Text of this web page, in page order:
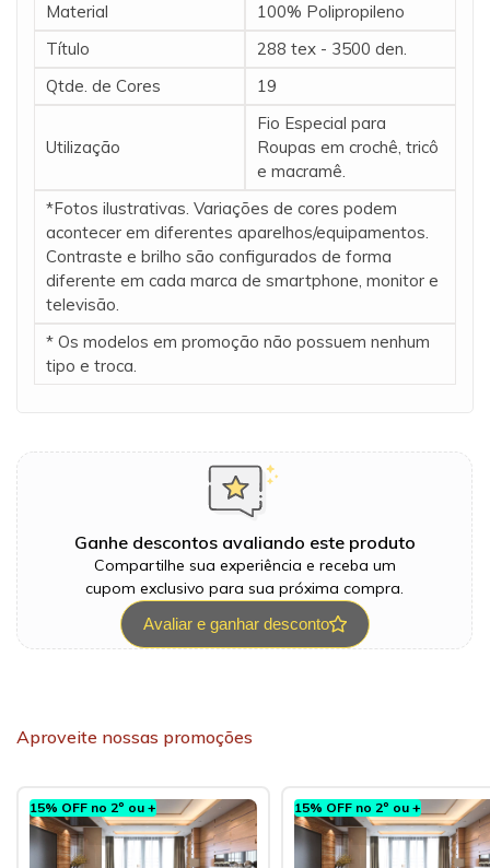
Material
100% Polipropileno
Título
288 tex - 3500 den.
Qtde. de Cores
19
Utilização
Fio Especial para
Roupas em crochê, tricô
e macramê.
*Fotos ilustrativas. Variações de cores podem
acontecer em diferentes aparelhos/equipamentos.
Contraste e brilho são configurados de forma
diferente em cada marca de smartphone, monitor e
televisão.
* Os modelos em promoção não possuem nenhum
tipo e troca.
Ganhe descontos avaliando este produto
Compartilhe sua experiência e receba um
cupom exclusivo para sua próxima compra.
Avaliar e ganhar desconto
Aproveite nossas promoções
15% OFF no 2º ou + 15% OFF no 2º ou +